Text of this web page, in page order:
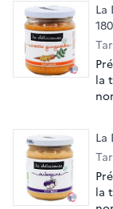
La
la
La
la